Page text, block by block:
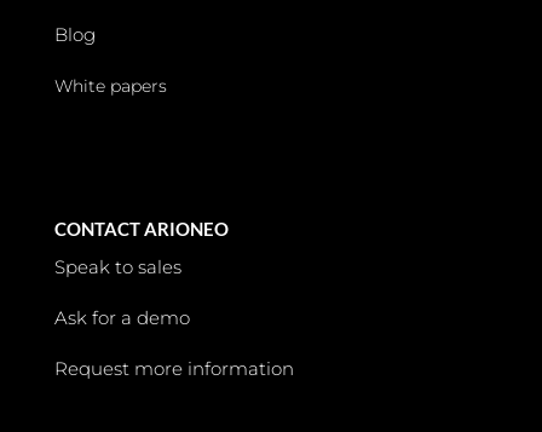
Blog
White papers
CONTACT ARIONEO
Speak to sales
Ask for a demo
Request more information